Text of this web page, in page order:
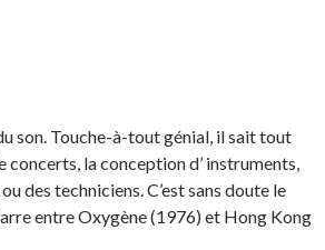
son. Touche-à-tout génial, il sait tout
concerts, la conception d’ instruments,
des techniciens. C’est sans doute le
entre Oxygène (1976) et Hong Kong